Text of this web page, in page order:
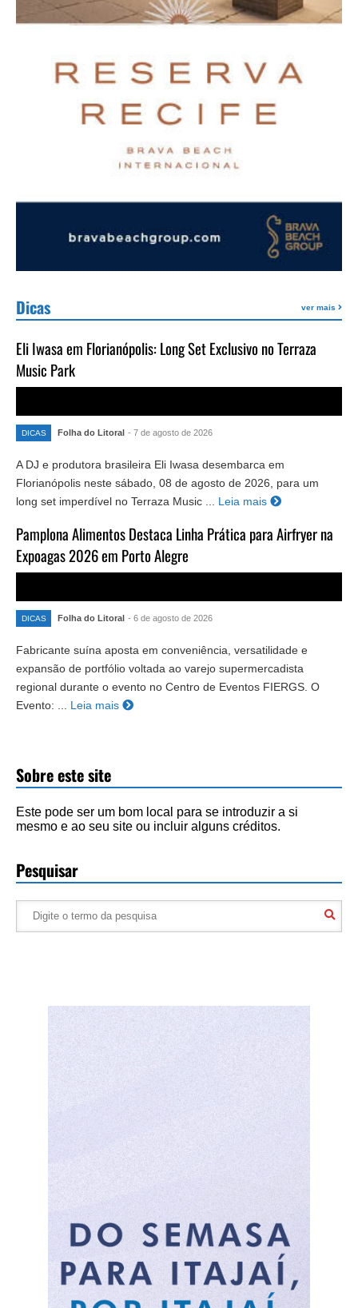
Dicas ver mais
Eli Iwasa em Florianópolis: Long Set Exclusivo no Terraza
Music Park
DICAS Folha do Litoral - 7 de agosto de 2026
A DJ e produtora brasileira Eli Iwasa desembarca em
Florianópolis neste sábado, 08 de agosto de 2026, para um
long set imperdível no Terraza Music ...
Leia mais
Pamplona Alimentos Destaca Linha Prática para Airfryer na
Expoagas 2026 em Porto Alegre
DICAS Folha do Litoral - 6 de agosto de 2026
Fabricante suína aposta em conveniência, versatilidade e
expansão de portfólio voltada ao varejo supermercadista
regional durante o evento no Centro de Eventos FIERGS. O
Evento: ...
Leia mais
Sobre este site
Este pode ser um bom local para se introduzir a si
mesmo e ao seu site ou incluir alguns créditos.
Pesquisar